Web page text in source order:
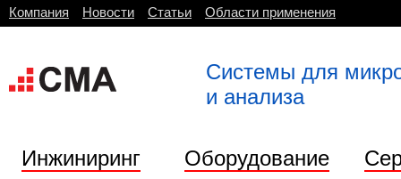
Компания Новости Статьи Области применения
Системы для
и анализа
Инжиниринг Оборудование